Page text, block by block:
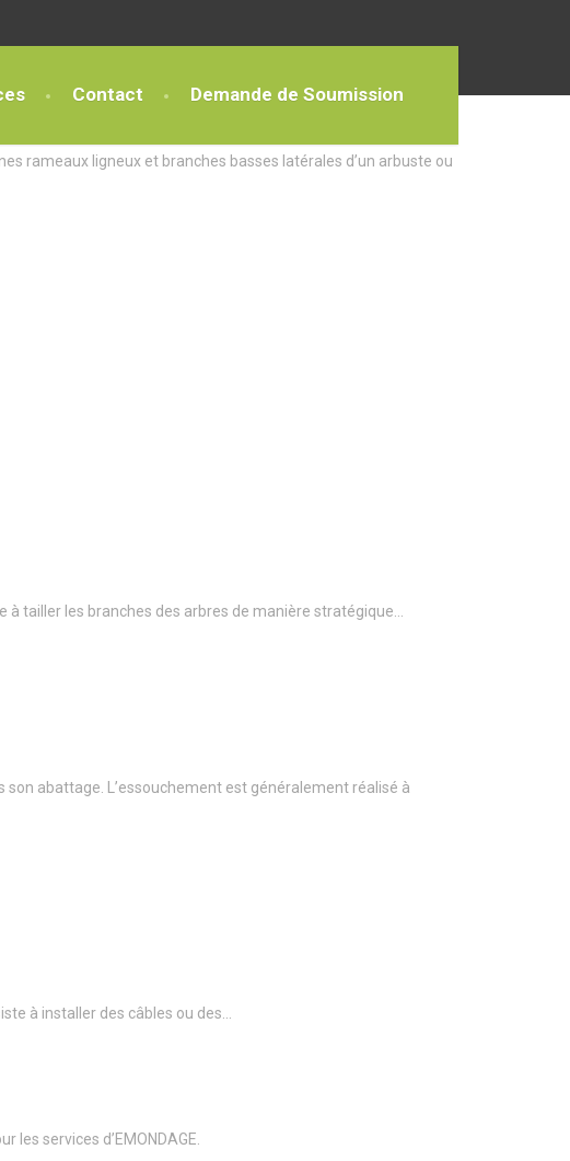
Contact Demande de Soumission
rameaux ligneux et branches basses latérales d’un arbuste ou
à tailler les branches des arbres de manière stratégique…
son abattage. L’essouchement est généralement réalisé à
à installer des câbles ou des…
services d’EMONDAGE.